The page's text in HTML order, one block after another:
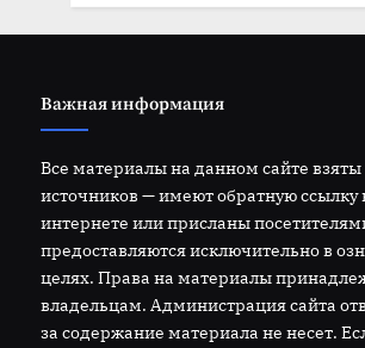
Важная информация
Все материалы на данном сайте
источников — имеют обратную ссылку
интернете или присланы
предоставляются исключительно в
целях. Права на материалы
владельцам. Администрация сайта
за содержание материала не несет.